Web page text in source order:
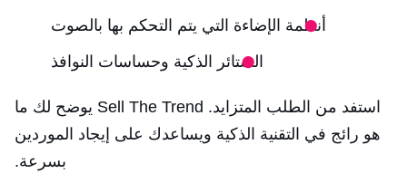
أنظمة الإضاءة التي يتم التحكم بها بالصوت
الستائر الذكية وحساسات النوافذ
استفد من الطلب المتزايد. Sell The Trend يوضح لك ما
هو رائج في التقنية الذكية ويساعدك على إيجاد الموردين
بسرعة.